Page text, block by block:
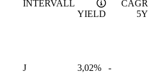
INTERVALL
YIELD
CAGR
5Y
J 3,02% -